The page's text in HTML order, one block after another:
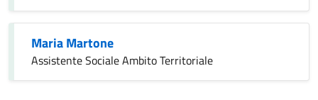
Maria Martone
Assistente Sociale Ambito Territoriale